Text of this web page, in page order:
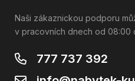
Naši zákaznickou podporu
v pracovních dnech od 08:00
777 737 392